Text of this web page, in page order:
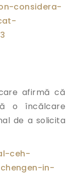
considera-
afirmă că
o încălcare
de a solicita
ceh-
in-